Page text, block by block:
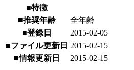
■特徴
■推奨年齢
全年齢
■登録日
2015-02-05
■ファイル更新日 2015-02-15
■情報更新日
2015-02-15